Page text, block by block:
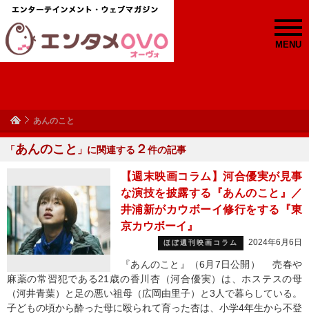
MENU
あんのこと
「あんのこと 」に関連する ２件の記事
【週末映画コラム】河合優実が見事
な演技を披露する『あんのこと』／
井浦新がカウボーイ修行をする『東
京カウボーイ』
ほぼ週刊映画コラム 2024年6月6日
『あんのこと』（6月7日公開） 売春や
麻薬の常習犯である21歳の香川杏（河合優実）は、ホステスの母
（河井青葉）と足の悪い祖母（広岡由里子）と3人で暮らしている。
子どもの頃から酔った母に殴られて育った杏は、小学4年生から不登